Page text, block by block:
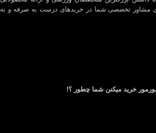
مشاور تخصصی شما در خریدهای درست به صرفه و به
خرید میکنن شما چطور ؟!